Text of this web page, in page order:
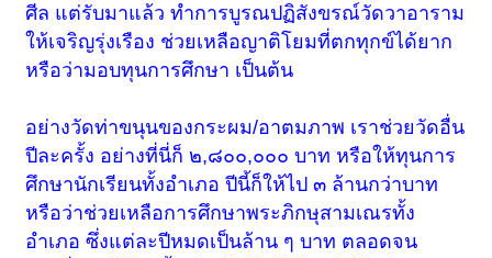
ศีล แต่รับมาแล้ว ทำการบูรณปฏิสังขรณ์วัดวาอาราม
ให้เจริญรุ่งเรือง ช่วยเหลือญาติโยมที่ตกทุกข์ได้ยาก
หรือว่ามอบทุนการศึกษา เป็นต้น
อย่างวัดท่าขนุนของกระผม/อาตมภาพ เราช่วยวัดอื่น
ปีละครั้ง อย่างที่นี่ก็ ๒,๘๐๐,๐๐๐ บาท หรือให้ทุนการ
ศึกษานักเรียนทั้งอำเภอ ปีนี้ก็ให้ไป ๓ ล้านกว่าบาท
หรือว่าช่วยเหลือการศึกษาพระภิกษุสามเณรทั้ง
อำเภอ ซึ่งแต่ละปีหมดเป็นล้าน ๆ บาท ตลอดจน